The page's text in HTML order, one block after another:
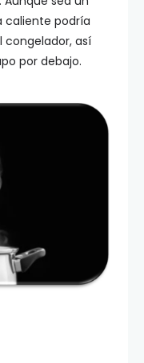
caliente podría
congelador, así
por debajo.